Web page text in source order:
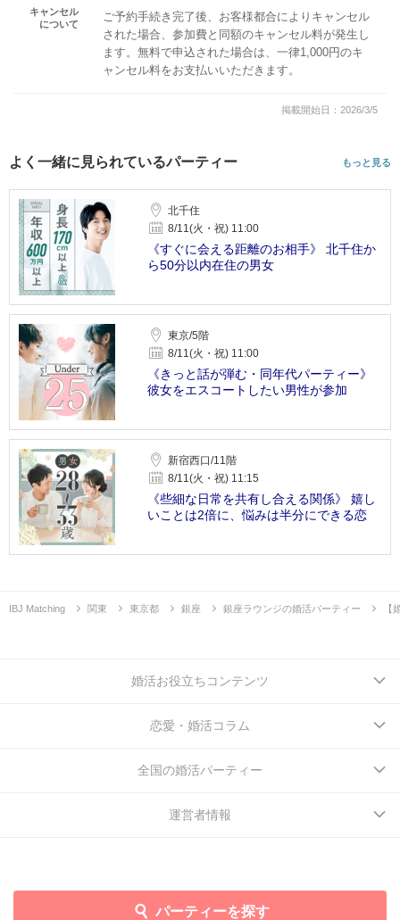
キャンセル
について
ご予約手続き完了後、お客様都合によりキャンセル
された場合、参加費と同額のキャンセル料が発生し
ます。無料で申込された場合は、一律1,000円のキ
ャンセル料をお支払いいただきます。
掲載開始日：2026/3/5
よく一緒に見られているパーティー もっと見る
北千住
8/11(火・祝) 11:00
《すぐに会える距離のお相手》 北千住か
ら50分以内在住の男女
東京/5階
8/11(火・祝) 11:00
《きっと話が弾む・同年代パーティー》
彼女をエスコートしたい男性が参加
新宿西口/11階
8/11(火・祝) 11:15
《些細な日常を共有し合える関係》 嬉し
いことは2倍に、悩みは半分にできる恋
IBJ Matching 関東 東京都 銀座 銀座ラウンジの婚活パーティー 【
パーティーを探す
婚活お役立ちコンテンツ
恋愛・婚活コラム
全国の婚活パーティー
運営者情報